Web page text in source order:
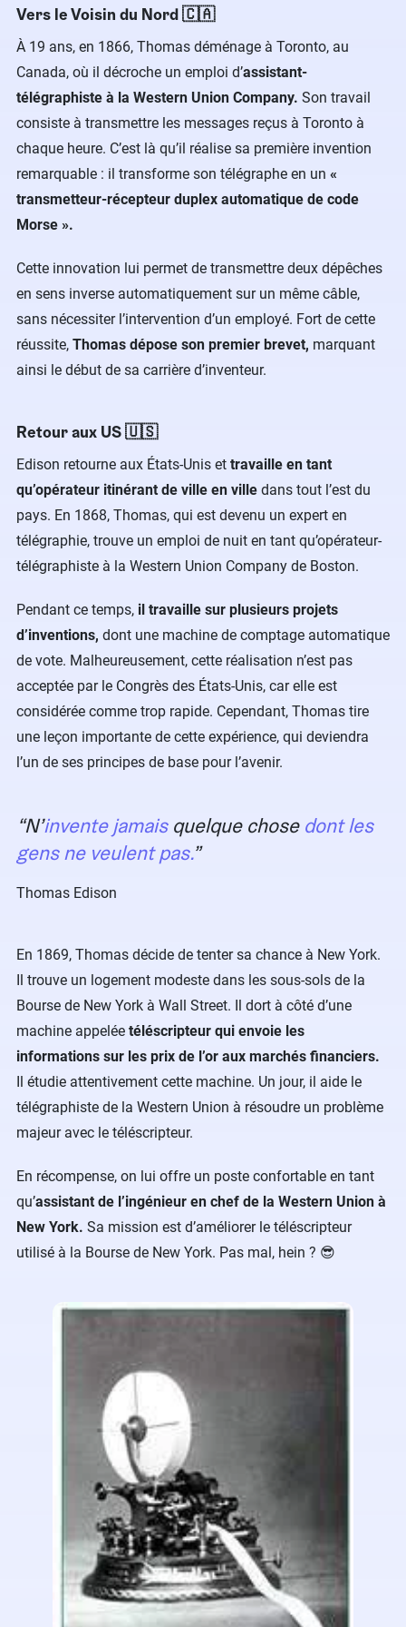
Vers le Voisin du Nord 🇨🇦
À 19 ans, en 1866, Thomas déménage à Toronto, au
Canada, où il décroche un emploi d’assistant-
télégraphiste à la Western Union Company. Son travail
consiste à transmettre les messages reçus à Toronto à
chaque heure. C’est là qu’il réalise sa première invention
remarquable : il transforme son télégraphe en un «
transmetteur-récepteur duplex automatique de code
Morse ».
Cette innovation lui permet de transmettre deux dépêches
en sens inverse automatiquement sur un même câble,
sans nécessiter l’intervention d’un employé. Fort de cette
réussite, Thomas dépose son premier brevet, marquant
ainsi le début de sa carrière d’inventeur.
Retour aux US 🇺🇸
Edison retourne aux États-Unis et travaille en tant
qu’opérateur itinérant de ville en ville dans tout l’est du
pays. En 1868, Thomas, qui est devenu un expert en
télégraphie, trouve un emploi de nuit en tant qu’opérateur-
télégraphiste à la Western Union Company de Boston.
Pendant ce temps, il travaille sur plusieurs projets
d’inventions, dont une machine de comptage automatique
de vote. Malheureusement, cette réalisation n’est pas
acceptée par le Congrès des États-Unis, car elle est
considérée comme trop rapide. Cependant, Thomas tire
une leçon importante de cette expérience, qui deviendra
l’un de ses principes de base pour l’avenir.
N’invente jamaisquelque chose dont les
gens ne veulent pas.
Thomas Edison
En 1869, Thomas décide de tenter sa chance à New York.
Il trouve un logement modeste dans les sous-sols de la
Bourse de New York à Wall Street. Il dort à côté d’une
machine appelée téléscripteur qui envoie les
informations sur les prix de l’or aux marchés financiers.
Il étudie attentivement cette machine. Un jour, il aide le
télégraphiste de la Western Union à résoudre un problème
majeur avec le téléscripteur.
En récompense, on lui offre un poste confortable en tant
qu’assistant de l’ingénieur en chef de la Western Union à
New York. Sa mission est d’améliorer le téléscripteur
utilisé à la Bourse de New York. Pas mal, hein ? 😎